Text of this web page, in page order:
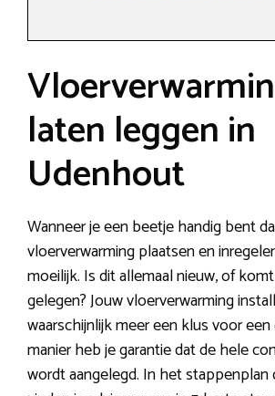
laten leggen in
Udenhout
Wanneer je een beetje handig bent
vloerverwarming plaatsen en
moeilijk. Is dit allemaal nieuw, of
gelegen? Jouw vloerverwarming
waarschijnlijk meer een klus voor
manier heb je garantie dat de hele
wordt aangelegd. In het